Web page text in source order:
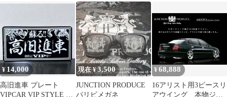
物ジャンクションプロ
ションプロデュース
¥ 14,000
高旧進車 プレート
VIPCAR VIP STYLE 創
現在 ¥3,500
JUNCTION PRODUCE
パリピメガネ
¥68,888
16アリスト用3ピースリ
アウイング 本物ジャ